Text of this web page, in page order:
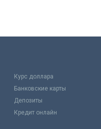
Курс доллара
Банковские карты
Депозиты
Кредит онлайн